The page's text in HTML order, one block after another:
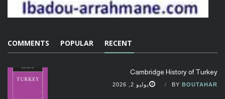
RECENT
POPULAR
COMMENTS
Cambridge History of Turkey
BY BOUTAHAR يوليو 2, 2026